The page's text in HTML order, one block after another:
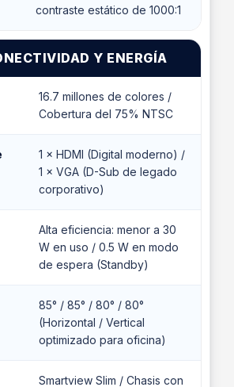
contraste estático de 1000:1
Y ENERGÍA
16.7 millones de colores /
Cobertura del 75% NTSC
1 × HDMI (Digital moderno) /
1 × VGA (D-Sub de legado
corporativo)
Alta eficiencia: menor a 30
W en uso / 0.5 W en modo
de espera (Standby)
85° / 85° / 80° / 80°
(Horizontal / Vertical
optimizado para oficina)
Smartview Slim / Chasis con